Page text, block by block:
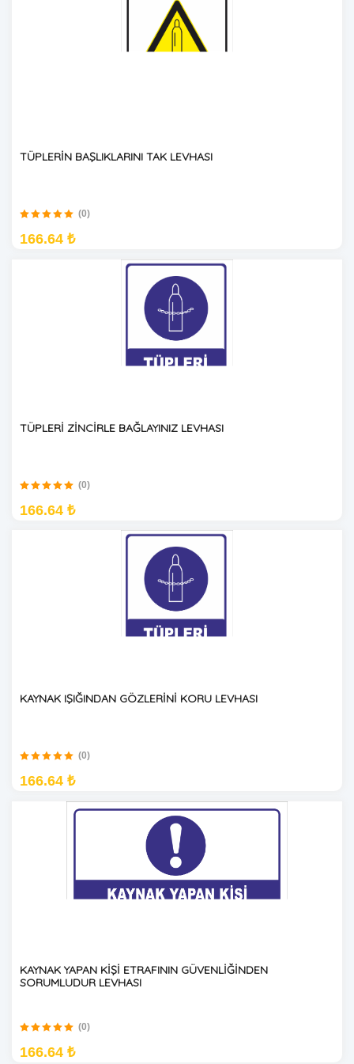
TÜPLERİN BAŞLIKLARINI TAK LEVHASI
(0)
166.64 ₺
TÜPLERİ ZİNCİRLE BAĞLAYINIZ LEVHASI
(0)
166.64 ₺
KAYNAK IŞIĞINDAN GÖZLERİNİ KORU LEVHASI
(0)
166.64 ₺
KAYNAK YAPAN KİŞİ ETRAFININ GÜVENLİĞİNDEN
SORUMLUDUR LEVHASI
(0)
166.64 ₺